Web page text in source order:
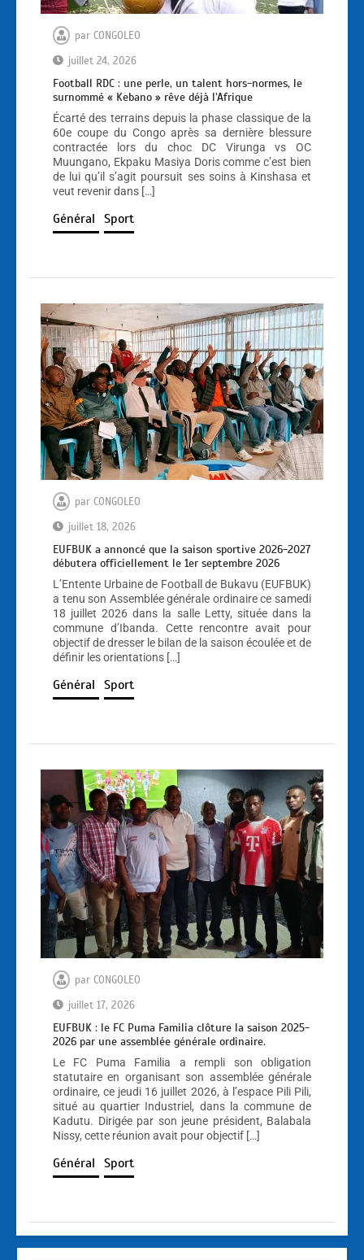
par CONGOLEO
juillet 24, 2026
Football RDC : une perle, un talent hors-normes, le
surnommé « Kebano » rêve déjà l’Afrique
Écarté des terrains depuis la phase classique de la
60e coupe du Congo après sa dernière blessure
contractée lors du choc DC Virunga vs OC
Muungano, Ekpaku Masiya Doris comme c’est bien
de lui qu’il s’agit poursuit ses soins à Kinshasa et
veut revenir dans […]
Général Sport
par CONGOLEO
juillet 18, 2026
EUFBUK a annoncé que la saison sportive 2026-2027
débutera officiellement le 1er septembre 2026
L’Entente Urbaine de Football de Bukavu (EUFBUK)
a tenu son Assemblée générale ordinaire ce samedi
18 juillet 2026 dans la salle Letty, située dans la
commune d’Ibanda. Cette rencontre avait pour
objectif de dresser le bilan de la saison écoulée et de
définir les orientations […]
Général Sport
par CONGOLEO
juillet 17, 2026
EUFBUK : le FC Puma Familia clôture la saison 2025-
2026 par une assemblée générale ordinaire.
Le FC Puma Familia a rempli son obligation
statutaire en organisant son assemblée générale
ordinaire, ce jeudi 16 juillet 2026, à l’espace Pili Pili,
situé au quartier Industriel, dans la commune de
Kadutu. Dirigée par son jeune président, Balabala
Nissy, cette réunion avait pour objectif […]
Général Sport